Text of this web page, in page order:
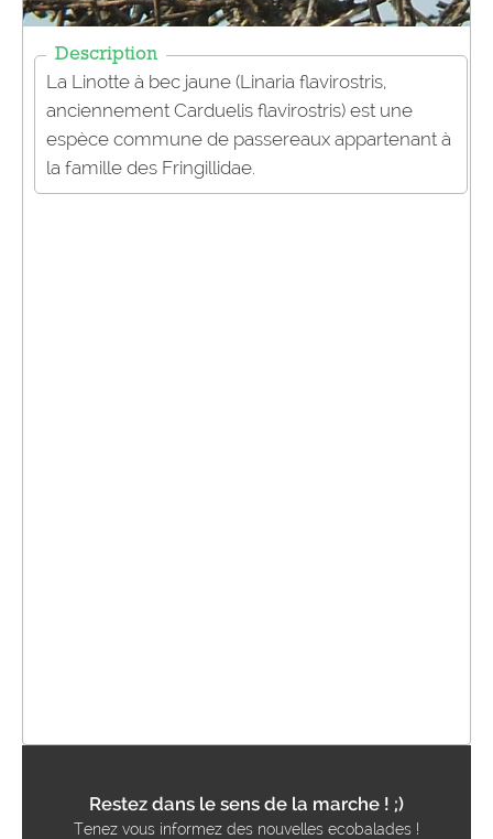
Description
La Linotte à bec jaune (Linaria flavirostris,
anciennement Carduelis flavirostris) est une
espèce commune de passereaux appartenant à
la famille des Fringillidae.
Restez dans le sens de la marche ! ;)
Tenez vous informez des nouvelles ecobalades !